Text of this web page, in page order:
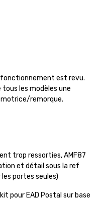
fonctionnement est revu.
les modèles une
remorque.
trop ressorties, AMF87
et détail sous la ref
portes seules)
pour EAD Postal sur base